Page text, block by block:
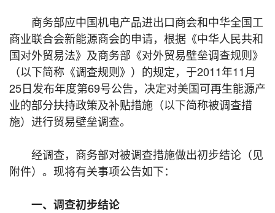
商务部应中国机电产品进出口商会和中华全国工
商业联合会新能源商会的申请，根据《中华人民共和
国对外贸易法》及商务部《对外贸易壁垒调查规则》
（以下简称《调查规则》）的规定，于2011年11月
25日发布年度第69号公告，决定对美国可再生能源产
业的部分扶持政策及补贴措施（以下简称被调查措
施）进行贸易壁垒调查。
经调查，商务部对被调查措施做出初步结论（见
附件）。现将有关事项公告如下：
一、调查初步结论